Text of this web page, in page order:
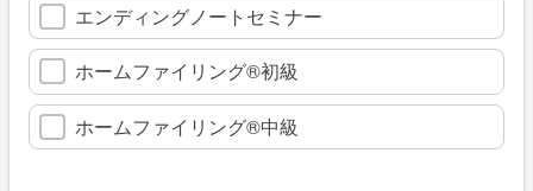
エンディングノートセミナー
ホームファイリング®︎初級
ホームファイリング®︎中級